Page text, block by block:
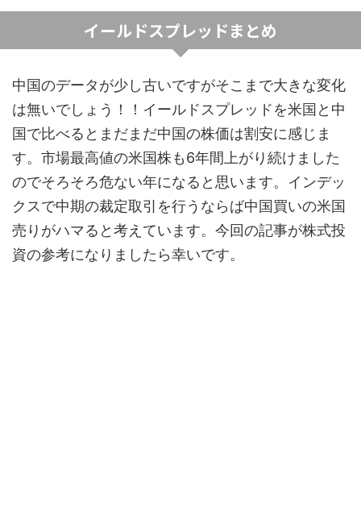
イールドスプレッドまとめ
中国のデータが少し古いですがそこまで大きな変化
は無いでしょう！！イールドスプレッドを米国と中
国で比べるとまだまだ中国の株価は割安に感じま
す。市場最高値の米国株も6年間上がり続けました
のでそろそろ危ない年になると思います。インデッ
クスで中期の裁定取引を行うならば中国買いの米国
売りがハマると考えています。今回の記事が株式投
資の参考になりましたら幸いです。